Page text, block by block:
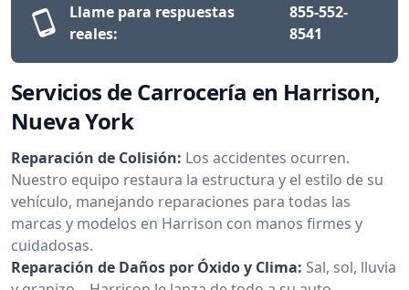
Llame para respuestas
reales:
855-552-
8541
Servicios de Carrocería en Harrison,
Nueva York
Reparación de Colisión: Los accidentes ocurren.
Nuestro equipo restaura la estructura y el estilo de su
vehículo, manejando reparaciones para todas las
marcas y modelos en Harrison con manos firmes y
cuidadosas.
Reparación de Daños por Óxido y Clima: Sal, sol, lluvia